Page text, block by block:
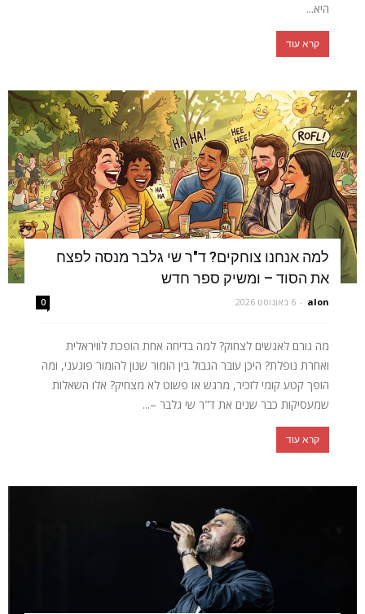
היא...
קרא עוד
למה אנחנו צוחקים? ד"ר שי גלבר מנסה לפצח
את הסוד – ומשיק ספר חדש
alon
- 6 באוגוסט 2026 0
מה גורם לאנשים לצחוק? למה בדיחה אחת הופכת לוויראלית
ואחרת נופלת? היכן עובר הגבול בין הומור שנון להומור פוגעני, ומה
הופך קטע קומי לזכיר, מרגש או פשוט לא מצחיק? אלו השאלות
שמעסיקות כבר שנים את ד"ר שי גלבר –...
קרא עוד